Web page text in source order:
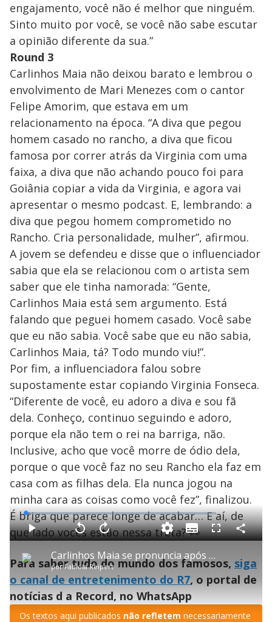
engajamento, você não é melhor que ninguém.
Sinto muito por você, se você não sabe escutar
a opinião diferente da sua.”
Round 3
Carlinhos Maia não deixou barato e lembrou o
envolvimento de Mari Menezes com o cantor
Felipe Amorim, que estava em um
relacionamento na época. “A diva que pegou
homem casado no rancho, a diva que ficou
famosa por correr atrás da Virginia com uma
faixa, a diva que não achando pouco foi para
Goiânia copiar a vida da Virginia, e agora vai
apresentar o mesmo podcast. E, lembrando: a
diva que pegou homem comprometido no
Rancho. Cria personalidade, mulher”, afirmou.
A jovem se defendeu e disse que o influenciador
sabia que ela se relacionou com o artista sem
saber que ele tinha namorada: “Gente,
Carlinhos Maia está sem argumento. Está
falando que peguei homem casado. Você sabe
que eu não sabia. Você sabe que eu não sabia,
Carlinhos Maia, tá? Todo mundo viu!”.
Por fim, a influenciadora falou sobre
supostamente estar copiando Virginia Fonseca.
“Diferente de você, eu adoro a diva e sou fã
dela. Conheço, continuo seguindo e adoro,
porque ela não tem o rei na barriga, não.
Inclusive, acho que você morre de ódio dela,
porque o que você faz no seu Rancho ela faz em
casa com as filhas dela. Ela nunca jogou na
minha cara as coisas como você fez”, finalizou.
É briga que parece longe de acabar… E aí, de
que lado vocês estão nessa treta? 👀
P
l
Carlinhos Maia se pronuncia após andar de quadriciclo em área proibida de Alagoas: ‘Não fazia ideia'
porFabíola Reipert
P V
t
a
r
1
0
s
e
g
u
d
A
a
n
ç
a
1
0
s
e
g
n
L
o
a
d
e
:
2
.
6
7
%
S
u
b
i
t
l
F
s
c
e
C
o
a
r
r
Para saber tudo do mundo dos famosos, siga
o canal de entretenimento do R7, o portal de
notícias d a Record, no WhatsApp
Os textos aqui publicados não refletem necessariamente